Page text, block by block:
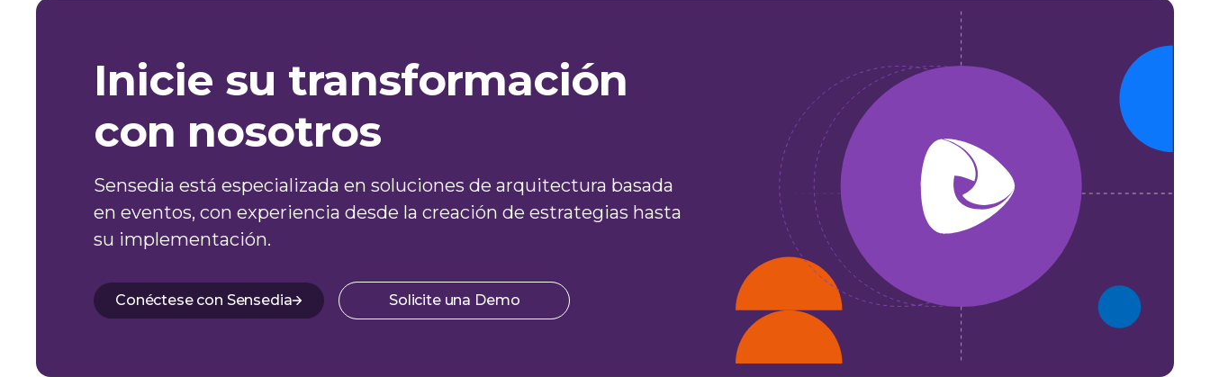
Inicie su transformación
con nosotros
Sensedia está especializada en soluciones de arquitectura basada
en eventos, con experiencia desde la creación de estrategias hasta
su implementación.
Conéctese con Sensedia Solicite una Demo